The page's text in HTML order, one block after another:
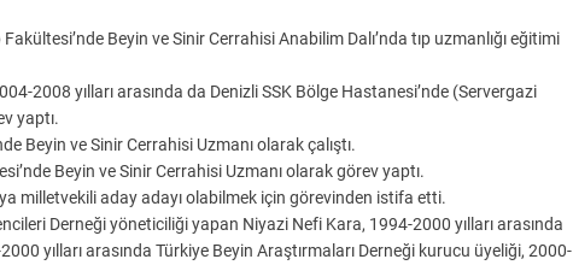
Beyin ve Sinir Cerrahisi Anabilim Dalı’nda tıp uzmanlığı eğitimi
2008 yılları arasında da Denizli SSK Bölge Hastanesi’nde (Servergazi
yaptı.
Beyin ve Sinir Cerrahisi Uzmanı olarak çalıştı.
Beyin ve Sinir Cerrahisi Uzmanı olarak görev yaptı.
milletvekili aday adayı olabilmek için görevinden istifa etti.
Derneği yöneticiliği yapan Niyazi Nefi Kara, 1994-2000 yılları arasında
yılları arasında Türkiye Beyin Araştırmaları Derneği kurucu üyeliği, 2000-